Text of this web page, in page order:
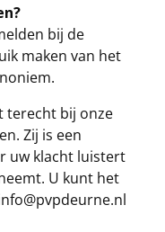
bij de
maken van het
terecht bij onze
Zij is een
uw klacht luistert
U kunt het